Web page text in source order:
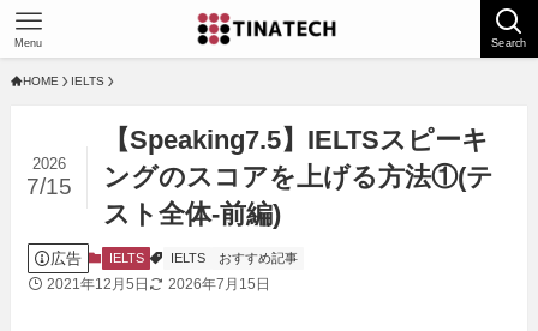
Search
Menu
HOME IELTS
【Speaking7.5】IELTSスピーキ
ングのスコアを上げる方法①(テ
スト全体-前編)
2026
7/15
広告 IELTS IELTS おすすめ記事
2021年12月5日 2026年7月15日